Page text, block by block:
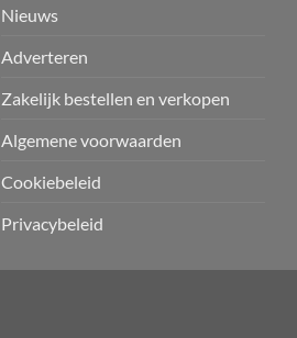
Nieuws
Adverteren
Zakelijk bestellen en verkopen
Algemene voorwaarden
Cookiebeleid
Privacybeleid